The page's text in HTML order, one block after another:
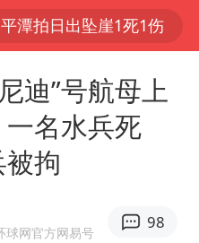
潭拍日出坠崖1死1伤
将正面袭击贯穿浙江
来龙餐馆》口碑
市有序停课
迪”号航母上
名水兵死
拘
球网官方网易号
98